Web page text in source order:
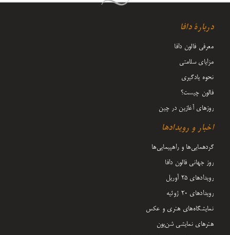
دربارۀ دافا
معرفی فالون دافا
مزایای سلامتی
نحوه یادگیری
فالون چیست؟
روزهای آغازین در چین
اخبار و رویدادها
گردهمایی‌ها و راهپیمایی‌ها
روز جهانی فالون دافا
رویدادهای ۲۵ آوریل
رویدادهای ۲۰ ژوئیه
نمایشگاه‌های هنری و عکس
هنرهای نمایشی شن‌یون